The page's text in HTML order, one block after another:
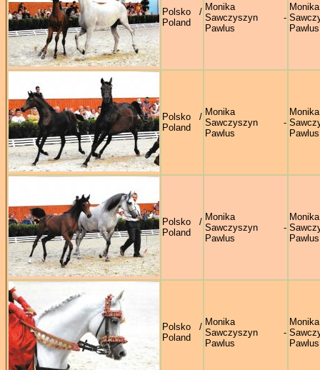
Polsko /
Poland
Monika
Sawczyszyn -
Pawlus
Monika
Pawlus
Polsko /
Poland
Monika
Sawczyszyn -
Pawlus
Monika
Pawlus
Polsko /
Poland
Monika
Sawczyszyn -
Pawlus
Monika
Pawlus
Polsko /
Poland
Monika
Sawczyszyn -
Pawlus
Monika
Pawlus